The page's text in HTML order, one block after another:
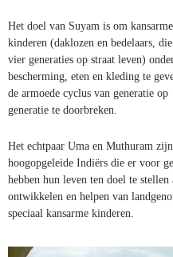
Het doel van Suyam is om kansarme
kinderen (daklozen en bedelaars,
vier generaties op straat leven)
bescherming, eten en kleding te
de armoede cyclus van generatie op
generatie te doorbreken.
Het echtpaar Uma en Muthuram
hoogopgeleide Indiërs die er voor
hebben hun leven ten doel te stellen
ontwikkelen en helpen van
speciaal kansarme kinderen.